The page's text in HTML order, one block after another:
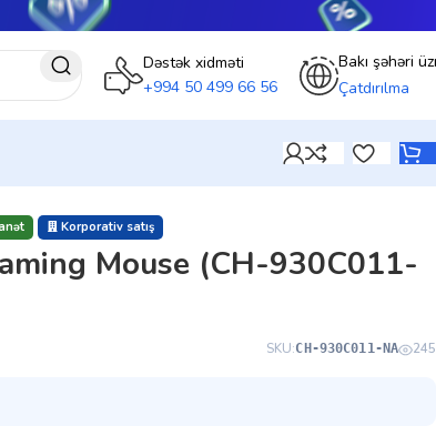
Dəstək xidməti
+994 50 499 66 56
Bakı şəhəri
Çatdırılma
Korporativ satış
Mouse (CH-930C011-
SKU:CH-930C011-NA 245